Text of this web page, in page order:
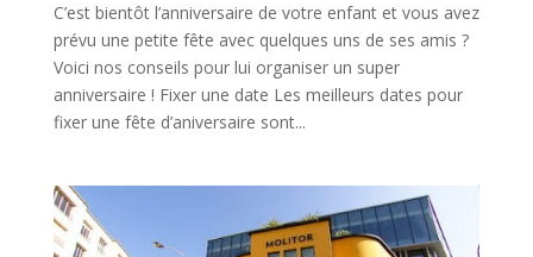
C’est bientôt l’anniversaire de votre enfant et vous avez
prévu une petite fête avec quelques uns de ses amis ?
Voici nos conseils pour lui organiser un super
anniversaire ! Fixer une date Les meilleurs dates pour
fixer une fête d’aniversaire sont...